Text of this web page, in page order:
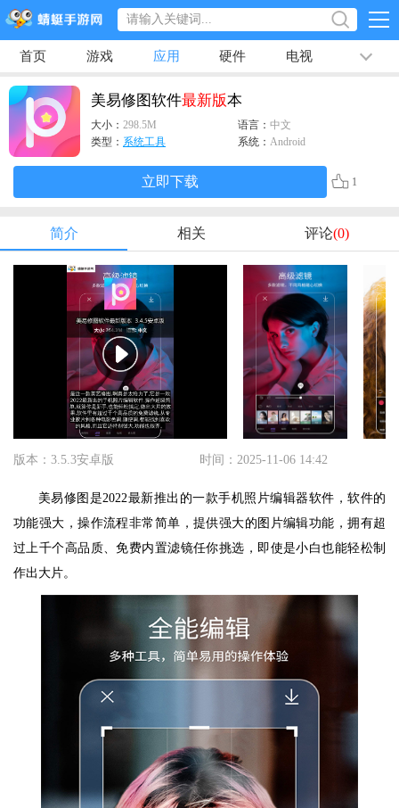
首页 游戏 应用 硬件 电视 排行榜
专题
美易修图软件最新版本
大小： 298.5M 语言： 中文
类型： 系统工具 系统： Android
立即下载 1
简介 相关 评论(0)
版本：3.5.3安卓版 时间：2025-11-06 14:42
美易修图是2022最新推出的一款手机照片编辑器软件，软件的
功能强大，操作流程非常简单，提供强大的图片编辑功能，拥有超
过上千个高品质、免费内置滤镜任你挑选，即使是小白也能轻松制
作出大片。